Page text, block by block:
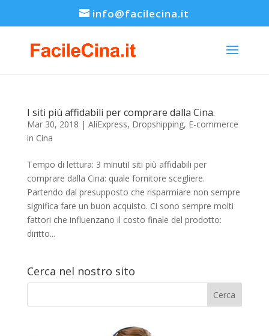
info@facilecina.it
I siti più affidabili per comprare dalla Cina.
Mar 30, 2018 | AliExpress, Dropshipping, E-commerce
in Cina
Tempo di lettura: 3 minutiI siti più affidabili per
comprare dalla Cina: quale fornitore scegliere.
Partendo dal presupposto che risparmiare non sempre
significa fare un buon acquisto. Ci sono sempre molti
fattori che influenzano il costo finale del prodotto:
diritto...
Cerca nel nostro sito